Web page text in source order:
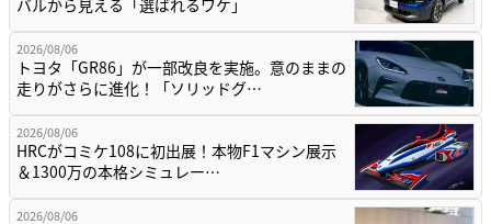
2026/08/06
トヨタ「GR86」が一部改良を実施。意のままの
走りがさらに進化！「ソリッドグ…
2026/08/06
HRCがコミケ108に初出展！本物F1マシン展示
＆1300万の本格シミュレー…
2026/08/06